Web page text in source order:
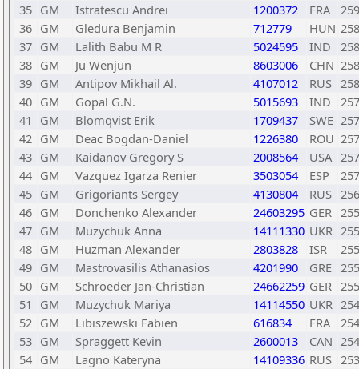
35 GM Istratescu Andrei 1200372 FRA
36 GM Gledura Benjamin 712779 HUN
37 GM Lalith Babu M R 5024595 IND
38 GM Ju Wenjun 8603006 CHN
39 GM Antipov Mikhail Al. 4107012 RUS
40 GM Gopal G.N. 5015693 IND
41
GM Blomqvist Erik 1709437 SWE
42 GM Deac Bogdan-Daniel 1226380 ROU
43 GM Kaidanov Gregory S 2008564 USA
44 GM Vazquez Igarza Renier 3503054 ESP
45 GM Grigoriants Sergey 4130804 RUS
46 GM Donchenko Alexander 24603295 GER
47 GM Muzychuk Anna 14111330 UKR
48 GM Huzman Alexander 2803828 ISR
49 GM Mastrovasilis Athanasios 4201990 GRE
50 GM Schroeder Jan-Christian 24662259 GER
51
GM Muzychuk Mariya 14114550 UKR
52 GM Libiszewski Fabien 616834 FRA
53 GM Spraggett Kevin 2600013 CAN
54 GM Lagno Kateryna 14109336 RUS